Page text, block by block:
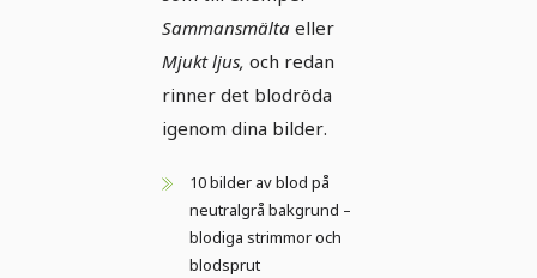
Sammansmälta eller
Mjukt ljus, och redan
rinner det blodröda
igenom dina bilder.
10 bilder av blod på
neutralgrå bakgrund –
blodiga strimmor och
blodsprut